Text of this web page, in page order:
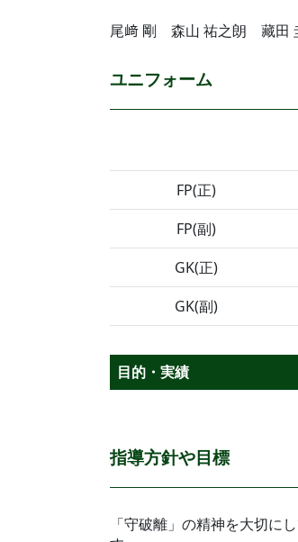
尾﨑 剛 森山 祐之朗 藏
ユニフォーム
FP(正)
FP(副)
GK(正)
GK(副)
目的・実績
指導方針や目標
「守破離」の精神を大切に